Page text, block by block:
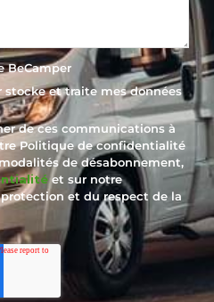
BeCamper
stocke et traite mes données
de ces communications à
Politique de confidentialité
de désabonnement,
et sur notre
et du respect de la